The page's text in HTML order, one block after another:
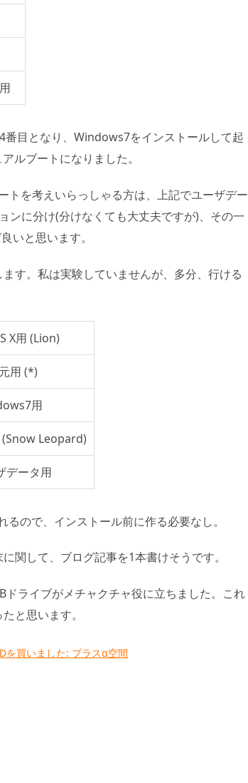
番目となり、Windows7をインストールして起
ルブートになりました。
を考えいらっしゃる方は、上記でユーザデー
ンに分け(分けなくても大丈夫ですが)、その一
いと思います。
す。私は実験していませんが、多分、行ける
X用 (Lion)
用 (*)
用
(Snow Leopard)
データ用
ので、インストール前に作る必要なし。
関して、ブログ記事を1本書けそうです。
ライブがメチャクチャ役に立ちました。これ
と思います。
を買いました: プラスα空間